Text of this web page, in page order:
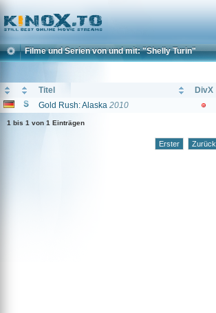
Home
Filme und Serien von und mit: "Shelly Turin"
Titel DivX
Gold Rush: Alaska 2010
1 bis 1 von 1 Einträgen
Erster Zurück